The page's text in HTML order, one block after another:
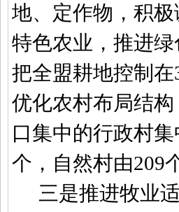
地、定作物，积
特色农业，推进
把全盟耕地控制在
优化农村布局结
口集中的行政村
个，自然村由209
三是推进牧业